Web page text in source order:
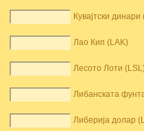
Кувајтски динари
Лао Кип (LAK)
Лесото Лоти
Либанската
Либерија долар